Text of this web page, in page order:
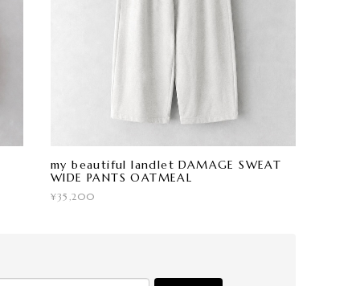
my beautiful landlet DAMAGE SWEAT
WIDE PANTS OATMEAL
¥35,200